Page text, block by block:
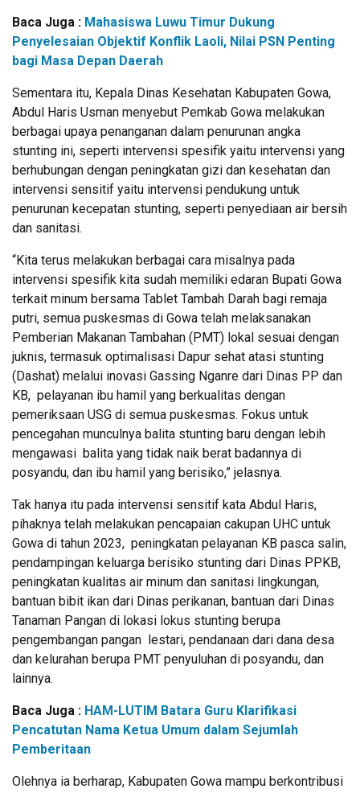
Baca Juga : Mahasiswa Luwu Timur Dukung
Penyelesaian Objektif Konflik Laoli, Nilai PSN Penting
bagi Masa Depan Daerah
Sementara itu, Kepala Dinas Kesehatan Kabupaten Gowa,
Abdul Haris Usman menyebut Pemkab Gowa melakukan
berbagai upaya penanganan dalam penurunan angka
stunting ini, seperti intervensi spesifik yaitu intervensi yang
berhubungan dengan peningkatan gizi dan kesehatan dan
intervensi sensitif yaitu intervensi pendukung untuk
penurunan kecepatan stunting, seperti penyediaan air bersih
dan sanitasi.
“Kita terus melakukan berbagai cara misalnya pada
intervensi spesifik kita sudah memiliki edaran Bupati Gowa
terkait minum bersama Tablet Tambah Darah bagi remaja
putri, semua puskesmas di Gowa telah melaksanakan
Pemberian Makanan Tambahan (PMT) lokal sesuai dengan
juknis, termasuk optimalisasi Dapur sehat atasi stunting
(Dashat) melalui inovasi Gassing Nganre dari Dinas PP dan
KB, pelayanan ibu hamil yang berkualitas dengan
pemeriksaan USG di semua puskesmas. Fokus untuk
pencegahan munculnya balita stunting baru dengan lebih
mengawasi balita yang tidak naik berat badannya di
posyandu, dan ibu hamil yang berisiko,” jelasnya.
Tak hanya itu pada intervensi sensitif kata Abdul Haris,
pihaknya telah melakukan pencapaian cakupan UHC untuk
Gowa di tahun 2023, peningkatan pelayanan KB pasca salin,
pendampingan keluarga berisiko stunting dari Dinas PPKB,
peningkatan kualitas air minum dan sanitasi lingkungan,
bantuan bibit ikan dari Dinas perikanan, bantuan dari Dinas
Tanaman Pangan di lokasi lokus stunting berupa
pengembangan pangan lestari, pendanaan dari dana desa
dan kelurahan berupa PMT penyuluhan di posyandu, dan
lainnya.
Baca Juga : HAM-LUTIM Batara Guru Klarifikasi
Pencatutan Nama Ketua Umum dalam Sejumlah
Pemberitaan
Olehnya ia berharap, Kabupaten Gowa mampu berkontribusi